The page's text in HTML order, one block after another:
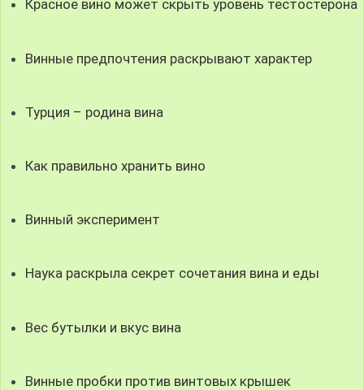
Красное вино может скрыть уровень тестостерона
Винные предпочтения раскрывают характер
Турция – родина вина
Как правильно хранить вино
Винный эксперимент
Наука раскрыла секрет сочетания вина и еды
Вес бутылки и вкус вина
Винные пробки против винтовых крышек